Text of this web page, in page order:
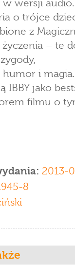
wersji audio.
o trójce
z
życzenia – te
i magia.
IBBY jako
filmu o
2013-
8